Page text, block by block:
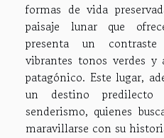
formas de vida
paisaje lunar que
presenta un
vibrantes tonos verdes
patagónico. Este lugar,
un destino
senderismo, quienes
maravillarse con su